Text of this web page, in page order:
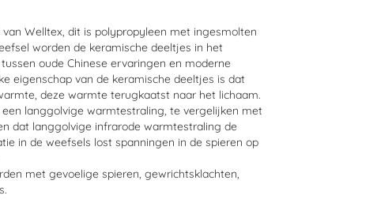
Welltex, dit is polypropyleen met ingesmolten
worden de keramische deeltjes in het
oude Chinese ervaringen en moderne
eigenschap van de keramische deeltjes is dat
deze warmte terugkaatst naar het lichaam.
langgolvige warmtestraling, te vergelijken met
dat langgolvige infrarode warmtestraling de
in de weefsels lost spanningen in de spieren op
met gevoelige spieren, gewrichtsklachten,